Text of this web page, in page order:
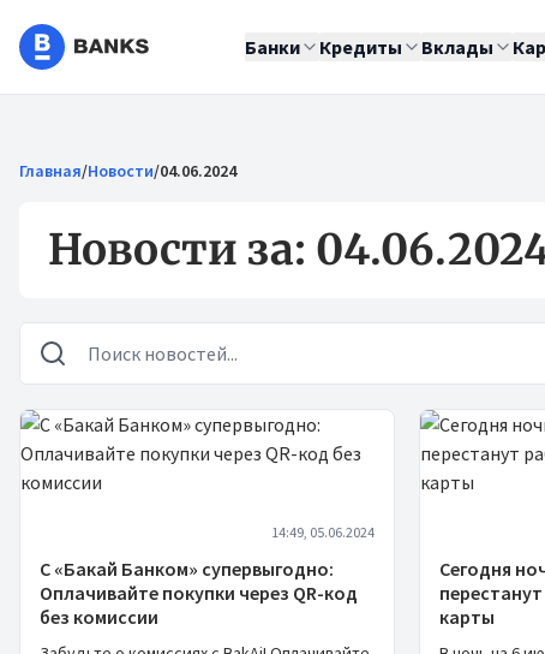
Банки Кредиты Вклады
Главная/Новости/04.06.2024
Новости за:
Новости
14:49, 05.06.2024
С «Бакай Банком» супервыгодно:
Оплачивайте покупки через QR-код
без комиссии
Сегодня
карты